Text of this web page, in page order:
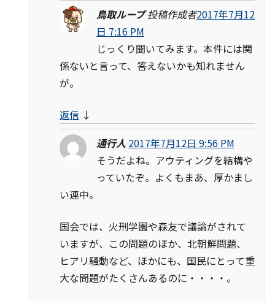
鳥取ループ 投稿作成者2017年7月12
日 7:16 PM
じっくり聞いてみます。本件には関
係ないと言って、答えないかも知れません
が。
返信 ↓
通行人 2017年7月12日 9:56 PM
そうだよね。アウティングを結構や
っていたぞ。よくもまあ、厚かまし
い連中。
国会では、火刑学園や森友で議論がされて
いますが、この問題のほか、北朝鮮問題、
ヒアリ騒動など、ほかにも、国民にとって重
大な問題がたくさんあるのに・・・・。